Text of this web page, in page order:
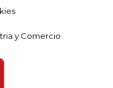
y Comercio